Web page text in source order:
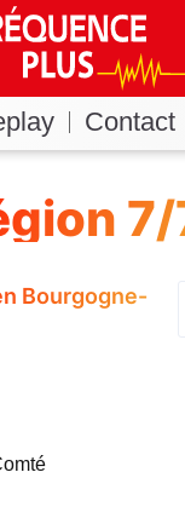
Contact
Bourgogne-